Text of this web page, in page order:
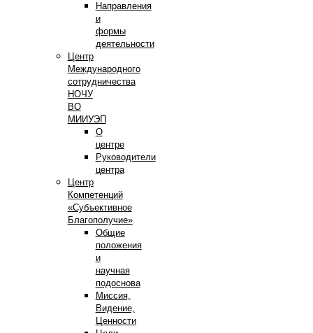
Направления
и
формы
деятельности
Центр
Международного
сотрудничества
НОЧУ
ВО
МИИУЭП
О
центре
Руководители
центра
Центр
Компетенций
«Субъективное
Благополучие»
Общие
положения
и
научная
подоснова
Миссия,
Видение,
Ценности